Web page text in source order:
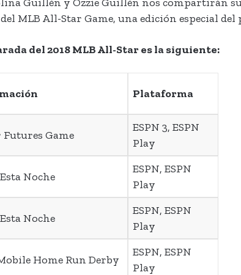
MLB All-Star Game, una edición especial
del 2018 MLB All-Star es la siguiente:
Plataforma
Game
ESPN 3, ESPN
Play
Noche
ESPN, ESPN
Play
Noche
ESPN, ESPN
Play
Home Run Derby
ESPN, ESPN
Play